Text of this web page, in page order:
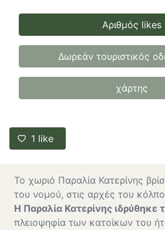
Αριθμός likes
Δωρεάν τουριστικός
χάρτης
1 like
Το χωριό Παραλία Κατερίνης
του νομού, στις αρχές του
Η Παραλία Κατερίνης ιδρύθηκε
πλειοψηφία των κατοίκων του